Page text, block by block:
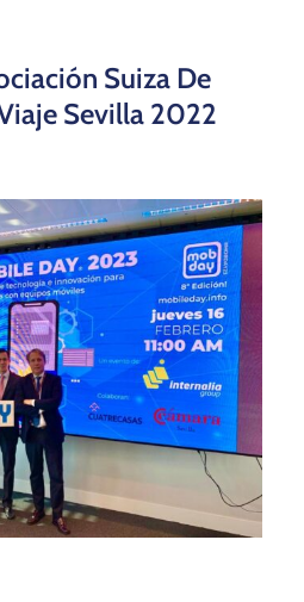
Suiza De
Sevilla 2022